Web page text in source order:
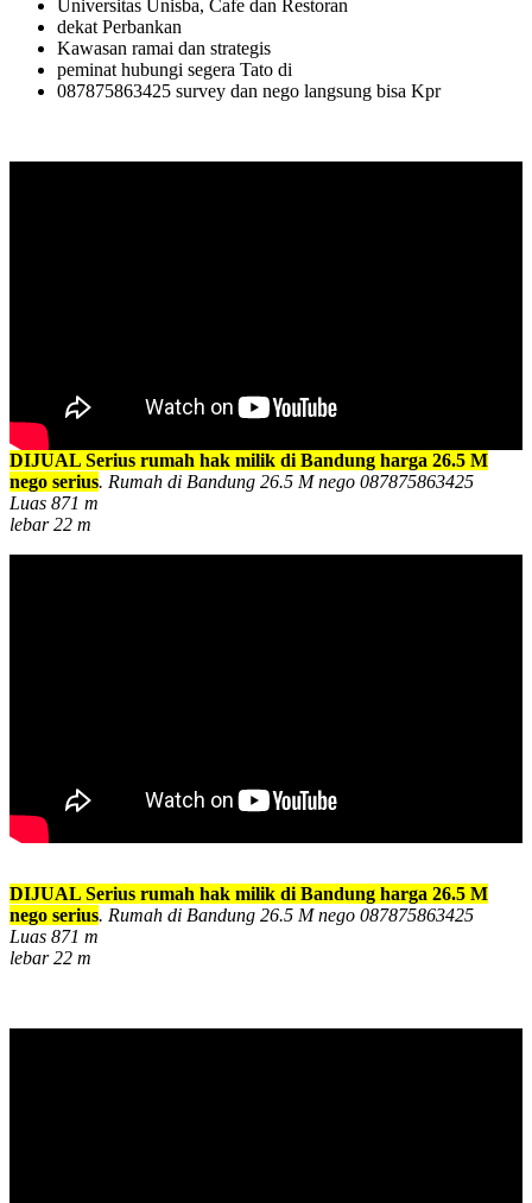
Universitas Unisba, Cafe dan Restoran
dekat Perbankan
Kawasan ramai dan strategis
peminat hubungi segera Tato di
087875863425 survey dan nego langsung bisa Kpr
DIJUAL Serius rumah hak milik di Bandung harga 26.5 M
nego serius. Rumah di Bandung 26.5 M nego 087875863425
Luas 871 m
lebar 22 m
DIJUAL Serius rumah hak milik di Bandung harga 26.5 M
nego serius. Rumah di Bandung 26.5 M nego 087875863425
Luas 871 m
lebar 22 m